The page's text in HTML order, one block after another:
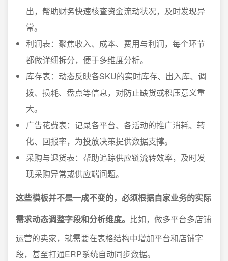
出，帮助财务快速核查资金流动状况，及时发现异
常。
利润表：聚焦收入、成本、费用与利润，每个环节
都做详细拆分，便于多维度分析。
库存表：动态反映各SKU的实时库存、出入库、调
拨、损耗、盘点等信息，对防止缺货或积压意义重
大。
广告花费表：记录各平台、各活动的推广消耗、转
化、回报率，为投放决策提供数据支撑。
采购与退货表：帮助追踪供应链流转效率，及时发
现采购异常或供应端问题。
这些模板并不是一成不变的，必须根据自家业务的实际
需求动态调整字段和分析维度。 比如，做多平台多店铺
运营的卖家，就需要在表格结构中增加平台和店铺字
段，甚至打通ERP系统自动同步数据。